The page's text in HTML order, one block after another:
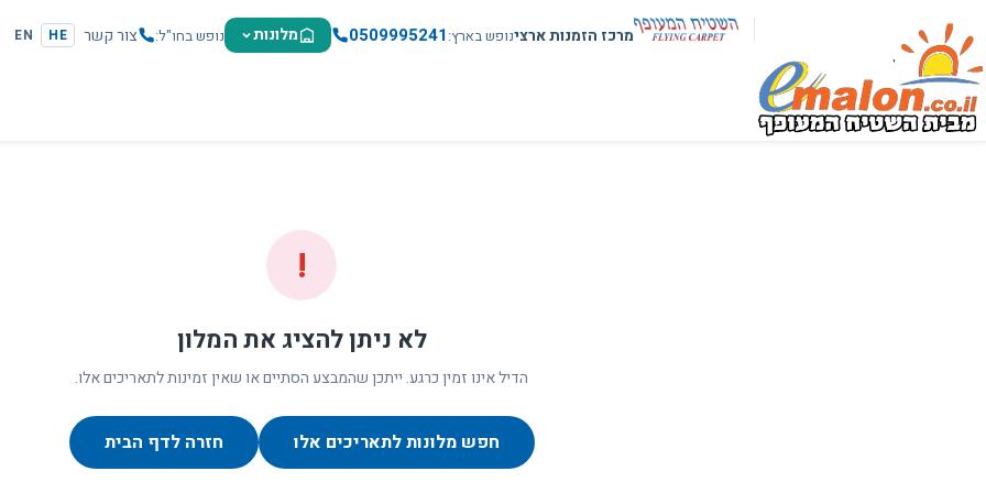
מרכז הזמנות ארצינופש בארץ 0509995241 מלונות נופש בחו"ל צור קשר HE
EN
!
לא ניתן להציג את המלון
הדיל אינו זמין כרגע. ייתכן שהמבצע הסתיים או שאין זמינות לתאריכים אלו.
חפש מלונות לתאריכים אלו חזרה לדף הבית